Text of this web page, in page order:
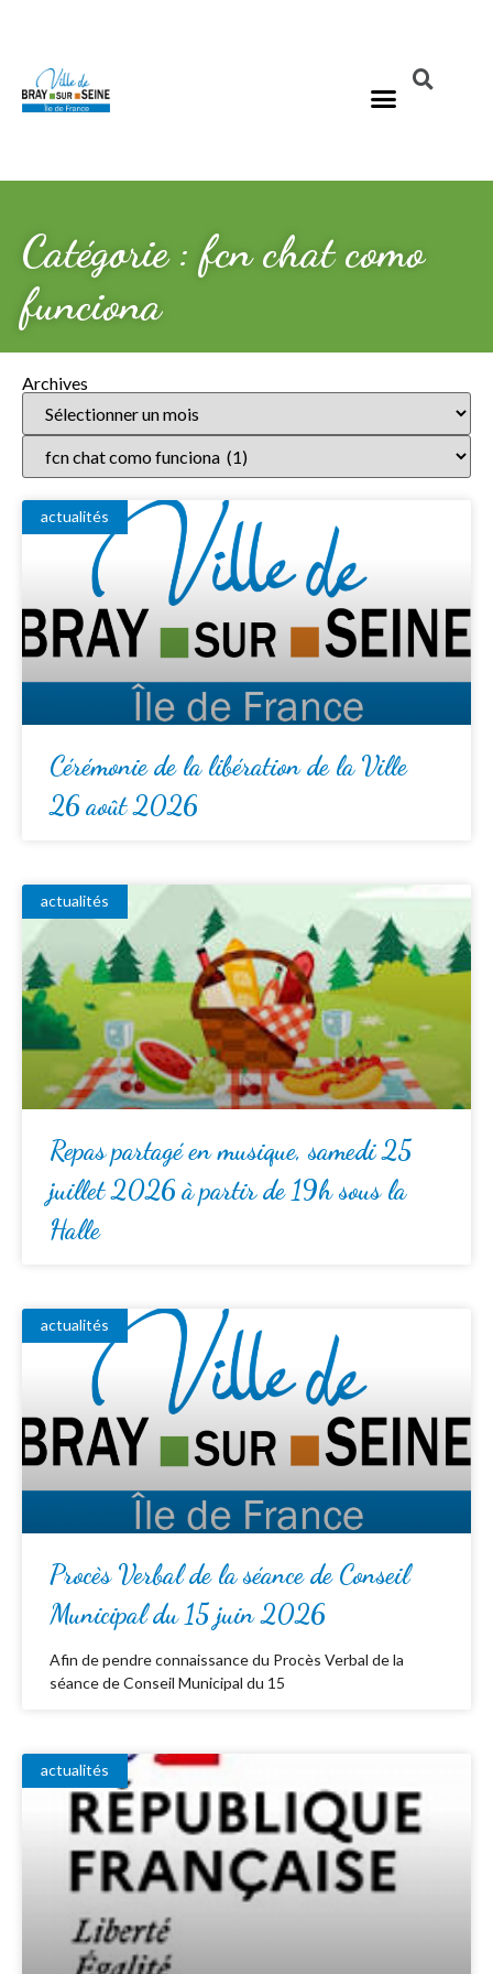
Catégorie : fcn chat como
funciona
Archives
actualités
Cérémonie de la libération de la Ville
26 août 2026
actualités
Repas partagé en musique, samedi 25
juillet 2026 à partir de 19h sous la
Halle
actualités
Procès Verbal de la séance de Conseil
Municipal du 15 juin 2026
Afin de pendre connaissance du Procès Verbal de la
séance de Conseil Municipal du 15
actualités